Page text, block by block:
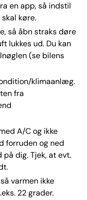
en app, så indstil
køre.
så åbn straks døre
lukkes ud. Du kan
(se bilens
klimaanlæg.
fra
A/C og ikke
forruden og ned
dig. Tjek, at evt.
varmen ikke
22 grader.